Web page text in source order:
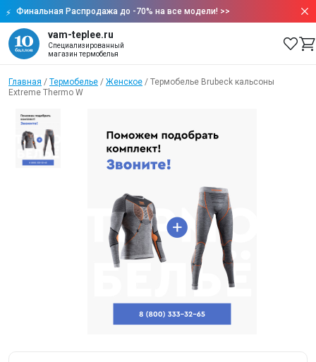
Финальная Распродажа до -70% на все модели! >>
vam-teplee.ru
Специализированный
магазин термобелья
Главная / Термобелье / Женское / Термобелье Brubeck кальсоны
Extreme Thermo W